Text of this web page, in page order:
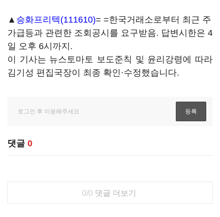
▲ 승화프리텍(111610)= =한국거래소로부터 최근 주
가급등과 관련한 조회공시를 요구받음. 답변시한은 4
일 오후 6시까지.
이 기사는 뉴스토마토 보도준칙 및 윤리강령에 따라
김기성 편집국장이 최종 확인·수정했습니다.
댓글 0
0/0 댓글 더보기